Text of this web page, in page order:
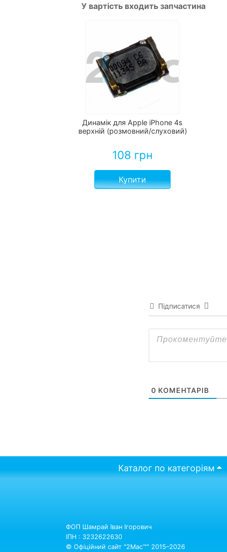
У вартість входить запчастина
Динамік для Apple iPhone 4s
верхній (розмовний/слуховий)
108 грн
Купити
Підписатися
0 КОМЕНТАРІВ
Каталог по категоріям
ФОП Шамрай Іван Ігорович
ІПН : 3232622630
© Офіційний сайт "2Mac™" 2015–2026